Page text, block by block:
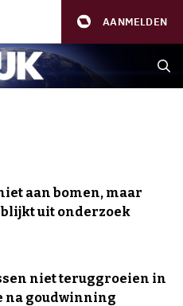
AANMELDEN
aan bomen, maar
blijkt uit onderzoek
niet teruggroeien in
na goudwinning